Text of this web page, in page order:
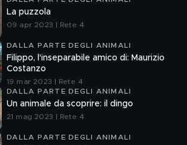
La puzzola
09 apr 2023 | Rete 4
DALLA PARTE DEGLI ANIMALI
Filippo, l'inseparabile amico di: Maurizio
Costanzo
19 mar 2023 | Rete 4
DALLA PARTE DEGLI ANIMALI
Un animale da scoprire: il dingo
21 mag 2023 | Rete 4
DALLA PARTE DEGLI ANIMALI